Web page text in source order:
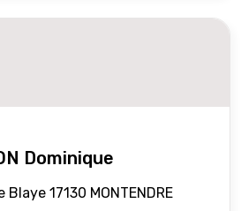
Dominique
17130 MONTENDRE